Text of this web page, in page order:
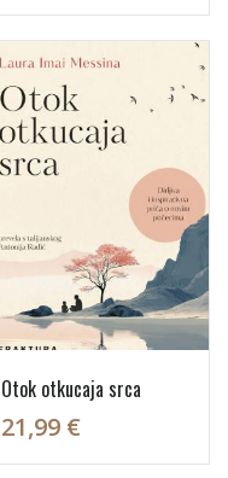
Otok otkucaja srca
21,99 €